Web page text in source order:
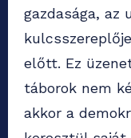
gazdasága, az
előtt. Ez
táborok nem
akkor a